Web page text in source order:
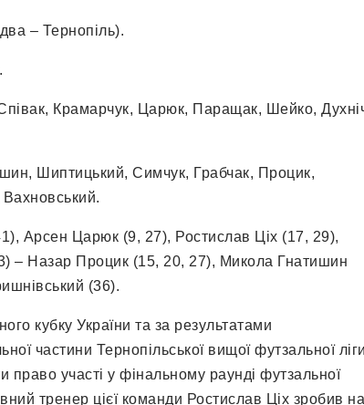
– Тернопіль).
Крамарчук, Царюк, Паращак, Шейко,
Шиптицький, Симчук, Грабчак, Процик,
Арсен Царюк (9, 27), Ростислав Ціх (17, 29),
– Назар Процик (15, 20, 27), Микола Гнатишин
(36).
кубку України та за результатами
частини Тернопільської вищої футзальної
право участі у фінальному раунді футзальної
тренер цієї команди Ростислав Ціх зробив на